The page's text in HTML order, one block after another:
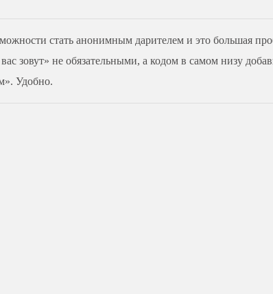
стать анонимным дарителем и это большая
зовут» не обязательными, а кодом в самом низу
Удобно.